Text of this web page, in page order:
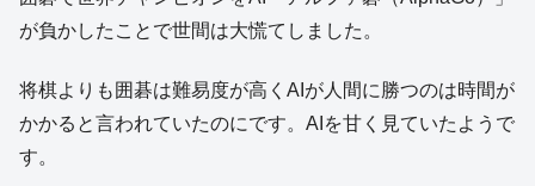
が負かしたことで世間は大慌てしました。
将棋よりも囲碁は難易度が高くAIが人間に勝つのは時間が
かかると言われていたのにです。AIを甘く見ていたようで
す。